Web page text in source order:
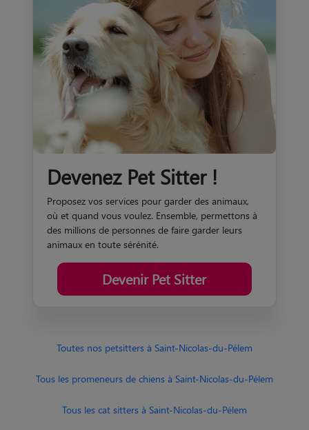
Devenez Pet Sitter !
Proposez vos services pour garder des animaux,
où et quand vous voulez. Ensemble, permettons à
des millions de personnes de faire garder leurs
animaux en toute sérénité.
Devenir Pet Sitter
Toutes nos petsitters à Saint-Nicolas-du-Pélem
Tous les promeneurs de chiens à Saint-Nicolas-du-Pélem
Tous les cat sitters à Saint-Nicolas-du-Pélem